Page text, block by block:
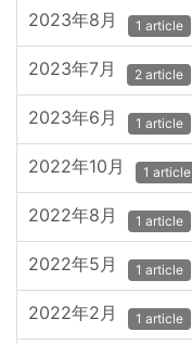
2023年8月 1 article
2023年7月 2 article
2023年6月 1 article
2022年10月 1 article
2022年8月 1 article
2022年5月 1 article
2022年2月 1 article